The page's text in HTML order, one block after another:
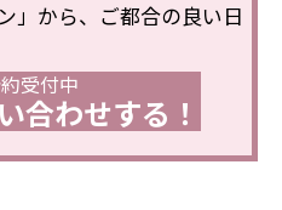
」から、ご都合の良い日
受付中
合わせする！